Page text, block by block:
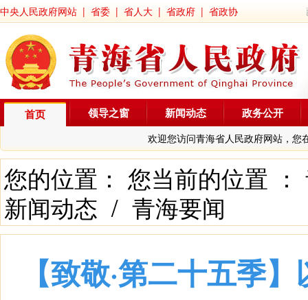
中央人民政府网站 | 省委 | 省人大 | 省政府 | 省政协
首页
欢迎您访问青海省人民政府网站，您
领导之窗 新闻动态 政务公开
您的位置： 您当前的位置 ：
新闻动态 / 青海要闻
【致敬·第二十五季